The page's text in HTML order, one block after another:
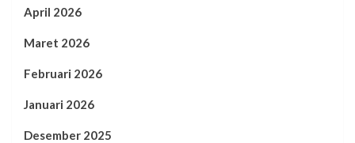
April 2026
Maret 2026
Februari 2026
Januari 2026
Desember 2025